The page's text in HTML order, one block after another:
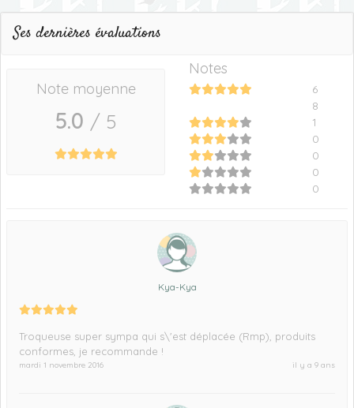
Ses dernières évaluations
Note moyenne
5.0 / 5
Notes
6
8
1
0
0
0
0
Kya-Kya
Troqueuse super sympa qui s\'est déplacée (Rmp), produits
conformes, je recommande !
mardi 1 novembre 2016 il y a 9 ans